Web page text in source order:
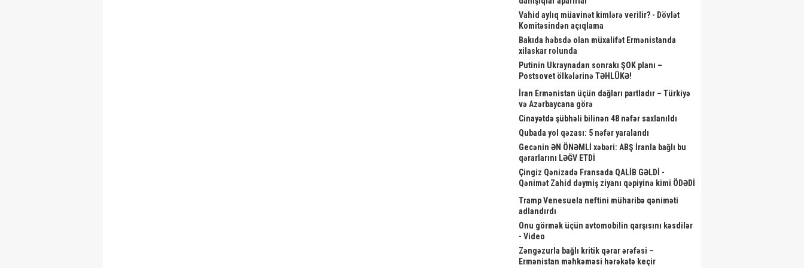
Vahid aylıq müavinət kimlərə verilir? - Dövlət
Komitəsindən açıqlama
Bakıda həbsdə olan müxalifət Ermənistanda
xilaskar rolunda
Putinin Ukraynadan sonrakı ŞOK planı –
Postsovet ölkələrinə TƏHLÜKƏ!
İran Ermənistan üçün dağları partladır – Türkiyə
və Azərbaycana görə
Cinayətdə şübhəli bilinən 48 nəfər saxlanıldı
Qubada yol qəzası: 5 nəfər yaralandı
Gecənin ƏN ÖNƏMLİ xəbəri: ABŞ İranla bağlı bu
qərarlarını LƏĞV ETDİ
Çingiz Qənizadə Fransada QALİB GƏLDİ -
Qənimət Zahid dəymiş ziyanı qəpiyinə kimi ÖDƏDİ
Tramp Venesuela neftini müharibə qəniməti
adlandırdı
Onu görmək üçün avtomobilin qarşısını kəsdilər
- Video
Zəngəzurla bağlı kritik qərar ərəfəsi –
Ermənistan məhkəməsi hərəkətə keçir